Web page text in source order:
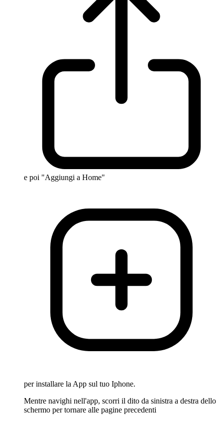
e poi "Aggiungi a Home"
per installare la App sul tuo Iphone.
Mentre navighi nell'app, scorri il dito da sinistra a destra dello
schermo per tornare alle pagine precedenti